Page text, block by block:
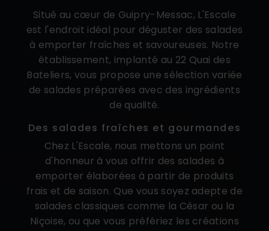
Situé au cœur de Guipry-Messac, L'Escale
est l'endroit idéal pour déguster des salades
à emporter fraîches et savoureuses. Notre
établissement, implanté au 22 Quai des
Bateliers, vous propose une sélection variée
de salades préparées avec des ingrédients
de qualité.
Des salades fraîches et gourmandes
Chez L'Escale, nous mettons un point
d'honneur à vous offrir des salades à
emporter élaborées à partir de produits
frais et de saison. Que vous soyez adepte de
salades classiques comme la César ou la
Niçoise, ou que vous préfériez les créations